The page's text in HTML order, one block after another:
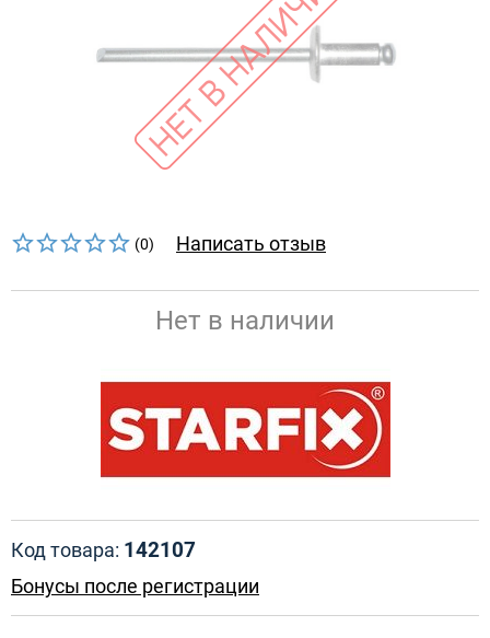
(0) Написать отзыв
Нет в наличии
Код товара: 142107
Бонусы после регистрации